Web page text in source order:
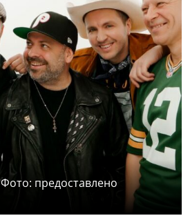
предоставлено